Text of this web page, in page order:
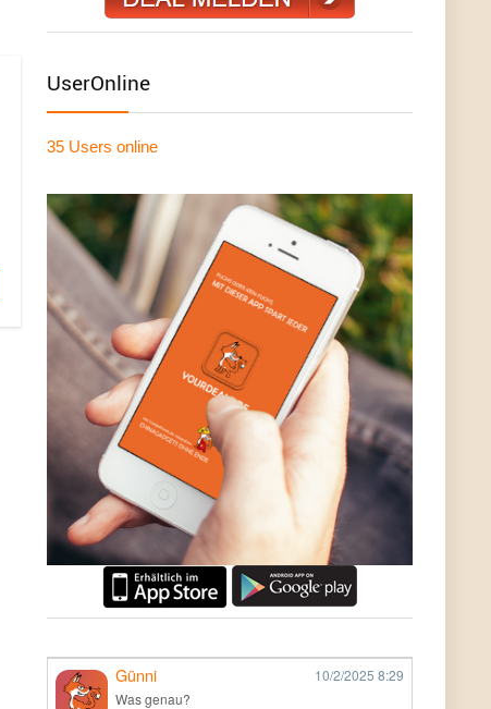
UserOnline
35 Users online
Günni 10/2/2025 8:29
Was genau?